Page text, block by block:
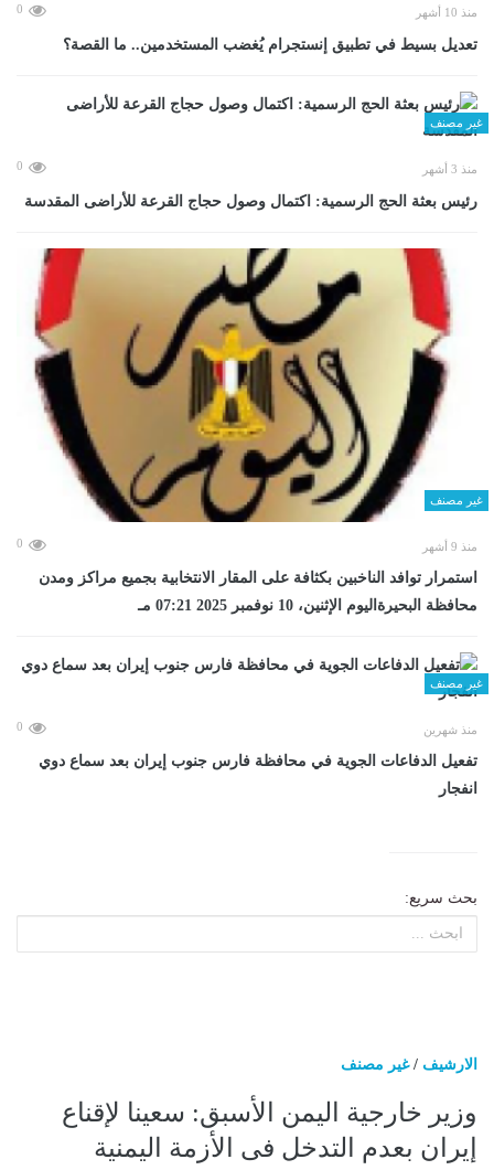
منذ 10 أشهر 0
تعديل بسيط في تطبيق إنستجرام يُغضب المستخدمين.. ما القصة؟
غير مصنف
منذ 3 أشهر 0
رئيس بعثة الحج الرسمية: اكتمال وصول حجاج القرعة للأراضى المقدسة
غير مصنف
منذ 9 أشهر 0
استمرار توافد الناخبين بكثافة على المقار الانتخابية بجميع مراكز ومدن
محافظة البحيرةاليوم الإثنين، 10 نوفمبر 2025 07:21 مـ
غير مصنف
منذ شهرين 0
تفعيل الدفاعات الجوية في محافظة فارس جنوب إيران بعد سماع دوي
انفجار
بحث سريع:
الارشيف /غير مصنف
وزير خارجية اليمن الأسبق: سعينا لإقناع
إيران بعدم التدخل فى الأزمة اليمنية